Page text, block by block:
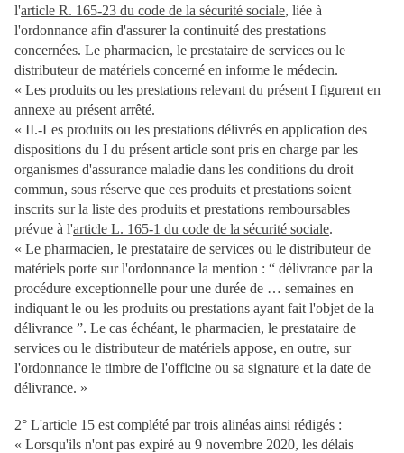
l'article R. 165-23 du code de la sécurité sociale, liée à
l'ordonnance afin d'assurer la continuité des prestations
concernées. Le pharmacien, le prestataire de services ou le
distributeur de matériels concerné en informe le médecin.
« Les produits ou les prestations relevant du présent I figurent en
annexe au présent arrêté.
« II.-Les produits ou les prestations délivrés en application des
dispositions du I du présent article sont pris en charge par les
organismes d'assurance maladie dans les conditions du droit
commun, sous réserve que ces produits et prestations soient
inscrits sur la liste des produits et prestations remboursables
prévue à l'article L. 165-1 du code de la sécurité sociale.
« Le pharmacien, le prestataire de services ou le distributeur de
matériels porte sur l'ordonnance la mention : “ délivrance par la
procédure exceptionnelle pour une durée de … semaines en
indiquant le ou les produits ou prestations ayant fait l'objet de la
délivrance ”. Le cas échéant, le pharmacien, le prestataire de
services ou le distributeur de matériels appose, en outre, sur
l'ordonnance le timbre de l'officine ou sa signature et la date de
délivrance. »
2° L'article 15 est complété par trois alinéas ainsi rédigés :
« Lorsqu'ils n'ont pas expiré au 9 novembre 2020, les délais